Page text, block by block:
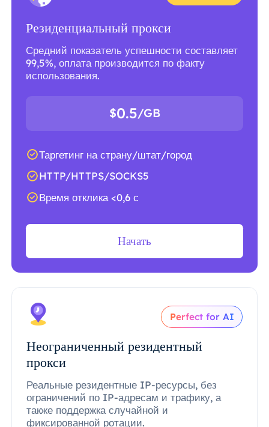
Резиденциальный прокси
Средний показатель успешности составляет
99,5%, оплата производится по факту
использования.
$0.5/GB
Таргетинг на страну/штат/город
HTTP/HTTPS/SOCKS5
Время отклика <0,6 с
Начать
Perfect for AI
Неограниченный резидентный
прокси
Реальные резидентные IP-ресурсы, без
ограничений по IP-адресам и трафику, а
также поддержка случайной и
фиксированной ротации.